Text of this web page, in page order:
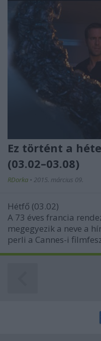
Ez történt a
(03.02–03.08)
RDorka • 2015. március 09.
Hétfő (03.02)
A 73 éves francia
megegyezik a neve a
perli a Cannes-i